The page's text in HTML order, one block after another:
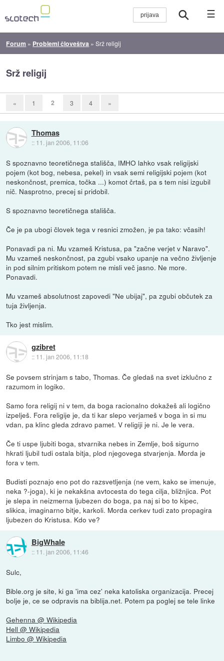
☰
Forum » Problemi človeštva »Srž religij
Srž religij
« 1 2 3 4 »
Thomas
:: 11. jan 2006, 11:06
S spoznavno teoretičnega stališča, IMHO lahko vsak religijski
pojem (kot bog, nebesa, pekel) in vsak semi religijski pojem (kot
neskončnost, premica, točka ...) komot črtaš, pa s tem nisi izgubil
nič. Nasprotno, precej si pridobil.
S spoznavno teoretičnega stališča.
Če je pa ubogi človek tega v resnici zmožen, je pa tako: včasih!
Ponavadi pa ni. Mu vzameš Kristusa, pa "začne verjet v Naravo".
Mu vzameš neskončnost, pa zgubi vsako upanje na večno življenje
in pod silnim pritiskom potem ne misli več jasno. Ne more.
Ponavadi.
Mu vzameš absolutnost zapovedi "Ne ubijaj", pa zgubi občutek za
tuja življenja.
Tko jest mislim.
gzibret
:: 11. jan 2006, 11:18
Se povsem strinjam s tabo, Thomas. Če gledaš na svet izklučno z
razumom in logiko.
Samo fora religij ni v tem, da boga racionalno dokažeš ali logično
izpelješ. Fora religije je, da ti kar slepo verjameš v boga in si mu
vdan, pa klinc gleda zdravo pamet. V religiji je ni. Je le vera.
Če ti uspe ljubiti boga, stvarnika nebes in Zemlje, boš sigurno
hkrati ljubil tudi ostala bitja, plod njegovega stvarjenja. Morda je
fora v tem.
Budisti poznajo eno pot do razsvetljenja (ne vem, kako se imenuje,
neka ?-joga), ki je nekakšna avtocesta do tega cilja, bližnjica. Pot
je slepa in neizmerna ljubezen do boga, pa naj si bo to kipec,
slikica, imaginarno bitje, karkoli. Morda cerkev tudi zato propagira
ljubezen do Kristusa. Kdo ve?
BigWhale
:: 11. jan 2006, 11:46
Sulc,
Bible.org je site, ki ga 'ima cez' neka katoliska organizacija. Precej
bolje je, ce se odpravis na biblija.net. Potem pa poglej se tele linke
Gehenna @ Wikipedia
Hell @ Wikipedia
Limbo @ Wikipedia